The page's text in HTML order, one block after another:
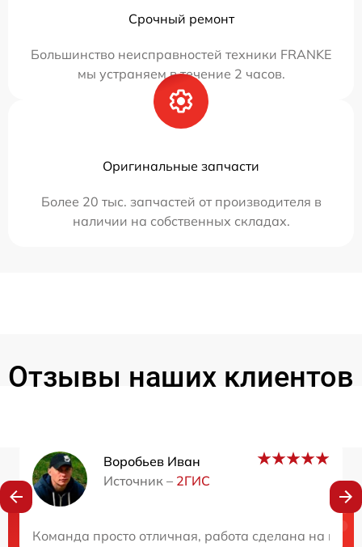
Срочный ремонт
Большинство неисправностей техники FRANKE
мы устраняем в течение 2 часов.
Оригинальные запчасти
Более 20 тыс. запчастей от производителя в
наличии на собственных складах.
Отзывы наших клиентов
Воробьев Иван
Источник – 2ГИС
Команда просто отличная, работа сделана на
Нужна консультация?